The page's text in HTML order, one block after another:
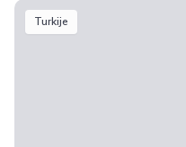
Turkije